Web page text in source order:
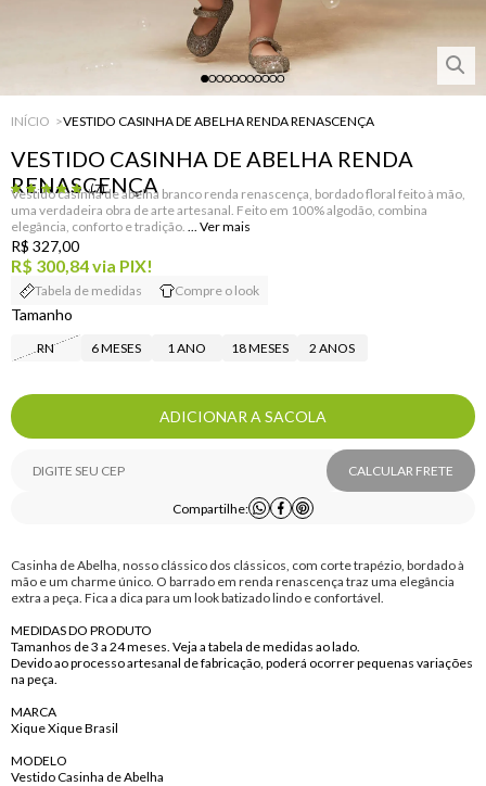
INÍCIO VESTIDO CASINHA DE ABELHA RENDA RENASCENÇA
VESTIDO CASINHA DE ABELHA RENDA
RENASCENÇA
(7)
Vestido casinha de abelha branco renda renascença, bordado floral feito à mão,
uma verdadeira obra de arte artesanal. Feito em 100% algodão, combina
elegância, conforto e tradição.
R$ 300,84via PIX!
R$ 327,00
Tabela de medidas Compre o look
Tamanho
RN 6 MESES 1 ANO 18 MESES 2 ANOS
ADICIONAR A SACOLA
CALCULAR FRETE
Compartilhe:
Casinha de Abelha, nosso clássico dos clássicos, com corte trapézio, bordado à
mão e um charme único. O barrado em renda renascença traz uma elegância
extra a peça. Fica a dica para um look batizado lindo e confortável.
MEDIDAS DO PRODUTO
Tamanhos de 3 a 24 meses. Veja a tabela de medidas ao lado.
Devido ao processo artesanal de fabricação, poderá ocorrer pequenas variações
na peça.
MARCA
Xique Xique Brasil
MODELO
Vestido Casinha de Abelha